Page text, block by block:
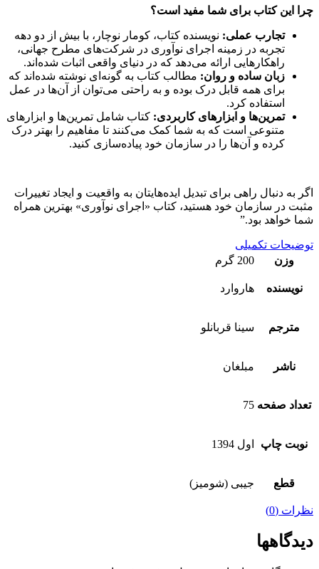
چرا این کتاب برای شما مفید است؟
تجارب عملی: نویسنده کتاب، کومار نوچار، با بیش از دو دهه
تجربه در زمینه اجرای نوآوری در شرکت‌های مطرح جهانی،
راهکارهایی ارائه می‌دهد که در دنیای واقعی اثبات شده‌اند.
زبان ساده و روان: مطالب کتاب به گونه‌ای نوشته شده‌اند که
برای همه قابل درک بوده و به راحتی می‌توان از آن‌ها در عمل
استفاده کرد.
تمرین‌ها و ابزارهای کاربردی: کتاب شامل تمرین‌ها و ابزارهای
متنوعی است که به شما کمک می‌کنند تا مفاهیم را بهتر درک
کرده و آن‌ها را در سازمان خود پیاده‌سازی کنید.
اگر به دنبال راهی برای تبدیل ایده‌هایتان به واقعیت و ایجاد تغییرات
مثبت در سازمان خود هستید، کتاب «اجرای نوآوری» بهترین همراه
شما خواهد بود.”
توضیحات تکمیلی
وزن
200 گرم
نویسنده هاروارد
مترجم سینا قربانلو
ناشر مبلغان
تعداد صفحه 75
نوبت چاپ اول 1394
قطع جیبی (شومیز)
نظرات (0)
دیدگاهها